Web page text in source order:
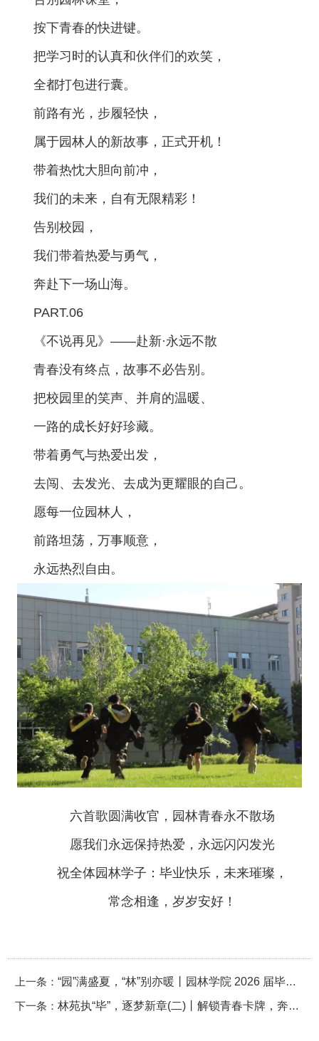
按下青春的快进键。
把学习时的认真和伙伴们的欢笑，
全都打包进行囊。
前路有光，步履轻快，
属于园林人的新故事，正式开机！
带着热忱大胆向前冲，
我们的未来，自有无限精彩！
告别校园，
我们带着热爱与勇气，
奔赴下一场山海。
PART.06
《不说再见》——赴新·永远不散
青春没有终点，故事不必告别。
把校园里的笑声、并肩的温暖、
一路的成长好好珍藏。
带着勇气与热爱出发，
去闯、去发光、去成为更耀眼的自己。
愿每一位园林人，
前路坦荡，万事顺意，
永远热烈自由。
六首歌圆满收官，园林青春永不散场
愿我们永远保持热爱，永远闪闪发光
祝全体园林学子：毕业快乐，未来璀璨，
常念相逢，岁岁安好！
上一条：“园”满盛夏，“林”别亦暖丨园林学院 2026 届毕业生欢送仪式圆满落幕！
下一条：林苑执“毕”，逐梦新章(二)丨解锁青春卡牌，奔赴崭新征程